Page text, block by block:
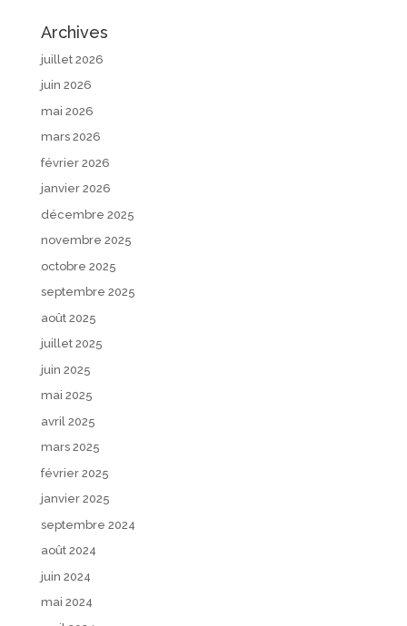
Archives
juillet 2026
juin 2026
mai 2026
mars 2026
février 2026
janvier 2026
décembre 2025
novembre 2025
octobre 2025
septembre 2025
août 2025
juillet 2025
juin 2025
mai 2025
avril 2025
mars 2025
février 2025
janvier 2025
septembre 2024
août 2024
juin 2024
mai 2024